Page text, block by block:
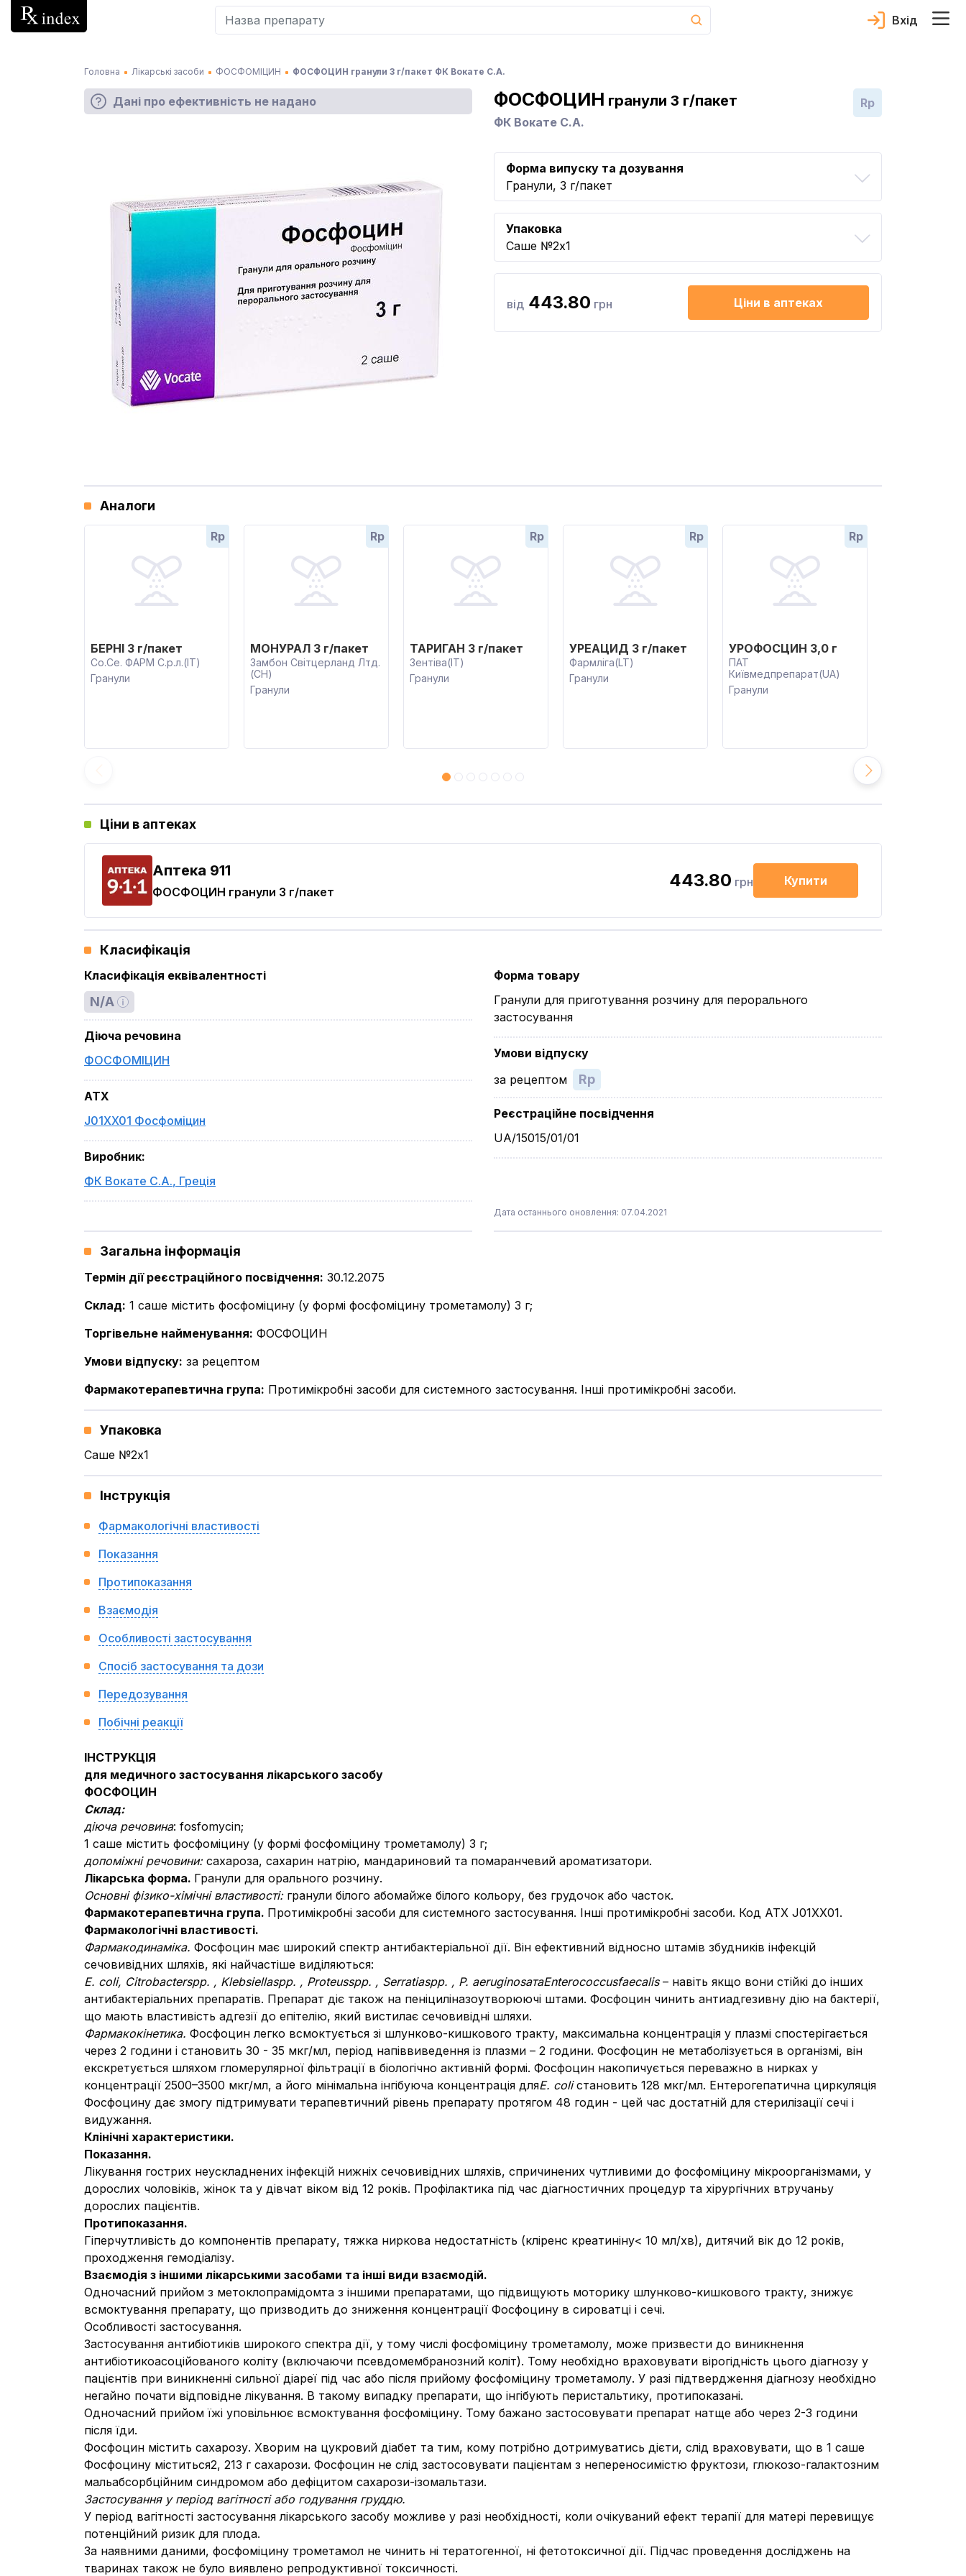
Вхід
Головна Лікарські засоби ФОСФОМІЦИН ФОСФОЦИН гранули 3 г/пакет ФК Вокате С.А.
Дані про ефективність не надано ФОСФОЦИН гранули 3 г/пакет
ФК Вокате С.А.
Rp
Форма випуску та дозування
Гранули, 3 г/пакет
Упаковка
Саше №2x1
від 443.80 грн Ціни в аптеках
Аналоги
Rp
БЕРНІ 3 г/пакет
Со.Се. ФАРМ С.р.л.(IT)
Гранули
Rp
МОНУРАЛ 3 г/пакет
Замбон Світцерланд Лтд.
(CH)
Гранули
Rp
ТАРИГАН 3 г/пакет
Зентіва(IT)
Гранули
Rp
УРЕАЦИД 3 г/пакет
Фармліга(LT)
Гранули
Rp
УРОФОСЦИН 3,0 г
ПАТ
Київмедпрепарат(UA)
Гранули
Ціни в аптеках
Aптека 911
ФОСФОЦИН гранули 3 г/пакет
443.80 грн Купити
Класифікація
Класифікація еквівалентності
N/A
Діюча речовина
ФОСФОМІЦИН
ATX
J01XX01 Фосфоміцин
Виробник:
ФК Вокате С.А., Греція
Форма товару
Гранули для приготування розчину для перорального
застосування
Умови відпуску
за рецептом
Rp
Реєстраційне посвідчення
UA/15015/01/01
Дата останнього оновлення: 07.04.2021
Загальна інформація
Термін дії реєстраційного посвідчення: 30.12.2075
Склад: 1 саше містить фосфоміцину (у формі фосфоміцину трометамолу) 3 г;
Торгівельне найменування: ФОСФОЦИН
Умови відпуску: за рецептом
Фармакотерапевтична група: Протимікробні засоби для системного застосування. Інші протимікробні засоби.
Упаковка
Саше №2x1
Інструкція
Фармакологічні властивості
Показання
Протипоказання
Взаємодія
Особливості застосування
Спосіб застосування та дози
Передозування
Побічні реакції
ІНСТРУКЦІЯ
для медичного застосування лікарського засобу
ФОСФОЦИН
Склад:
діюча речовина: fosfomycin;
1 саше містить фосфоміцину (у формі фосфоміцину трометамолу) 3 г;
допоміжні речовини: сахароза, сахарин натрію, мандариновий та помаранчевий ароматизатори.
Лікарська форма. Гранули для орального розчину.
Основні фізико-хімічні властивості: гранули білого абомайже білого кольору, без грудочок або часток.
Фармакотерапевтична група. Протимікробні засоби для системного застосування. Інші протимікробні засоби. Код АТХ J01ХХ01.
Фармакологічні властивості.
Фармакодинаміка. Фосфоцин має широкий спектр антибактеріальної дії. Він ефективний відносно штамів збудників інфекцій
сечовивідних шляхів, які найчастіше виділяються:
E. coli, Citrobacterspp. , Klebsiellaspp. , Proteusspp. , Serratiaspp. , P. aeruginosaтаEnterococcusfaecalis– навіть якщо вони стійкі до інших
антибактеріальних препаратів. Препарат діє також на пеніциліназоутворюючі штами. Фосфоцин чинить антиадгезивну дію на бактерії,
що мають властивість адгезії до епітелію, який вистилає сечовивідні шляхи.
Фармакокінетика. Фосфоцин легко всмоктується зі шлунково-кишкового тракту, максимальна концентрація у плазмі спостерігається
через 2 години і становить 30 - 35 мкг/мл, період напіввиведення із плазми – 2 години. Фосфоцин не метаболізується в організмі, він
екскретується шляхом гломерулярної фільтрації в біологічно активній формі. Фосфоцин накопичується переважно в нирках у
концентрації 2500–3500 мкг/мл, а його мінімальна інгібуюча концентрація дляE. сoliстановить 128 мкг/мл. Ентерогепатична циркуляція
Фосфоцину дає змогу підтримувати терапевтичний рівень препарату протягом 48 годин - цей час достатній для стерилізації сечі і
видужання.
Клінічні характеристики.
Показання.
Лiкування гострих неускладнених інфекцій нижнiх сечовивідних шляхiв, спричинених чутливими до фосфомiцину мiкроорганiзмами, у
дорослих чоловіків, жінок та у дівчат віком від 12 років. Профілактика пiд час дiагностичних процедур та хірургічних втручаньу
дорослих пацієнтів.
Протипоказання.
Гіперчутливість до компонентів препарату, тяжка ниркова недостатність (кліренс креатиніну< 10 мл/хв), дитячий вік до 12 років,
проходження гемодіалізу.
Взаємодія з іншими лікарськими засобами та інші види взаємодій.
Одночасний прийом з метоклопрамідомта з іншими препаратами, що підвищують моторику шлунково-кишкового тракту, знижує
всмоктування препарату, що призводить до зниження концентрації Фосфоцину в сироватці і сечі.
Особливості застосування.
Застосування антибіотиків широкого спектра дії, у тому числі фосфомiцину трометамолу, може призвести до виникнення
антибіотикоасоційованого коліту (включаючи псевдомембранозний коліт). Тому необхідно враховувати вірогідність цього діагнозу у
пацієнтів при виникненні сильної діареї під час або після прийому фосфоміцину трометамолу. У разі підтвердження діагнозу необхідно
негайно почати відповідне лікування. В такому випадку препарати, що інгібують перистальтику, протипоказані.
Одночасний прийом їжі уповільнює всмоктування фосфоміцину. Тому бажано застосовувати препарат натще або через 2-3 години
після їди.
Фосфоцин містить сахарозу. Хворим на цукровий діабет та тим, кому потрібно дотримуватись дієти, слід враховувати, що в 1 саше
Фосфоцину міститься2, 213 г сахарози. Фосфоцин не слід застосовувати пацієнтам з непереносимістю фруктози, глюкозо-галактозним
мальабсорбційним синдромом або дефіцитом сахарози-ізомальтази.
Застосування у період вагітності або годування груддю.
У період вагітності застосування лікарського засобу можливе у разі необхідності, коли очікуваний ефект терапії для матері перевищує
потенційний ризик для плода.
За наявними даними, фосфоміцину трометамол не чинить ні тератогенної, ні фетотоксичної дії. Підчас проведення досліджень на
тваринах також не було виявлено репродуктивної токсичності.